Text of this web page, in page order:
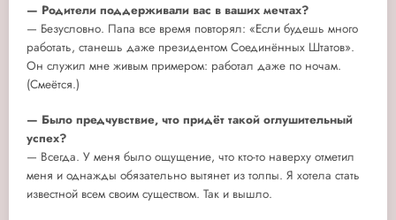
— Родители поддерживали вас в ваших мечтах?
— Безусловно. Папа все время повторял: «Если будешь много
работать, станешь даже президентом Соединённых Штатов».
Он служил мне живым примером: работал даже по ночам.
(Смеётся.)
— Было предчувствие, что придёт такой оглушительный
успех?
— Всегда. У меня было ощущение, что кто-то наверху отметил
меня и однажды обязательно вытянет из толпы. Я хотела стать
известной всем своим существом. Так и вышло.